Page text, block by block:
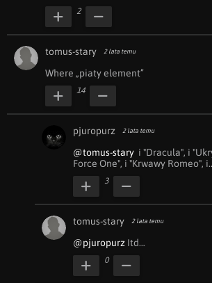
2
tomus-stary 2 lata temu
Where „piaty element”
14
pjuropurz 2 lata temu
@tomus-stary
i "Dracula", i
Force One", i "Krwawy Romeo",
3
tomus-stary 2 lata temu
@pjuropurz Itd…
0